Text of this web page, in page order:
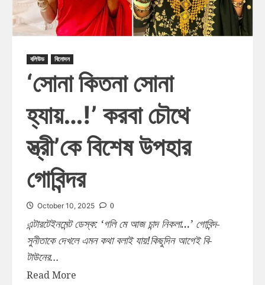
বলিউড বিনোদন
‘সোনা কিতনা সোনা
হ্যায়…!’ করবা চৌথে
স্ত্রী’কে বিশেষ উপহার
গোবিন্দর
October 10, 2025 0
এন্টারটেইনমেন্ট ডেস্ক: ‘গলি মে আজ চান্দ নিকলা…’ গোবিন্দ-
সুনীতাকে দেখলে এমন কথা বলাই যায়!কিছুদিন আগেই বি-
টাউনের...
Read More